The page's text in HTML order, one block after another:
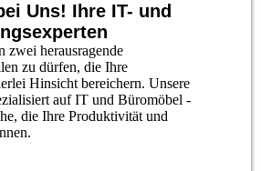
Uns! Ihre IT- und
zwei herausragende
zu dürfen, die Ihre
Hinsicht bereichern. Unsere
auf IT und Büromöbel -
die Ihre Produktivität und